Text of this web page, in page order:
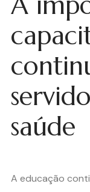
saúde
A educação